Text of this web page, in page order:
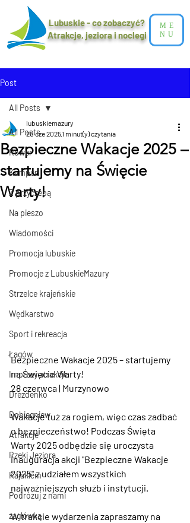
Lubuskie - co zobaczyć?
Atrakcje, jeziora i noclegi​
ME
NU
Post
All Posts
Rower
Kamper
Z przyczepą
Na pieszo
Wiadomości
Promocja lubuskie
Promocje z LubuskieMazury
Strzelce krajeńskie
Wędkarstwo
Sport i rekreacja
Łagów
Imprezy atrakcje
Drezdenko
Dobiegniew
Atrakcje
Rzeki Jeziora
Kajakiem
Podróżuj z nami
żaglówką
All Posts
Bezpieczne Wakacje 2025 –
startujemy na Święcie
Warty!
lubuskiemazury
20 cze 20251 minut(y) czytania
Bezpieczne Wakacje 2025 – startujemy
na Święcie Warty!
28 czerwca | Murzynowo
Wakacje tuż za rogiem, więc czas zadbać
o bezpieczeństwo! Podczas Święta
Warty 2025 odbędzie się uroczysta
inauguracja akcji "Bezpieczne Wakacje
2025" z udziałem wszystkich
najważniejszych służb i instytucji.
W trakcie wydarzenia zapraszamy na